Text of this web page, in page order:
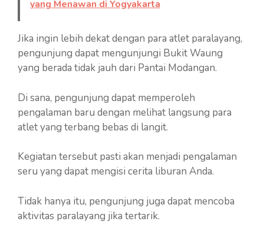
yang Menawan di Yogyakarta
Jika ingin lebih dekat dengan para atlet paralayang,
pengunjung dapat mengunjungi Bukit Waung
yang berada tidak jauh dari Pantai Modangan.
Di sana, pengunjung dapat memperoleh
pengalaman baru dengan melihat langsung para
atlet yang terbang bebas di langit.
Kegiatan tersebut pasti akan menjadi pengalaman
seru yang dapat mengisi cerita liburan Anda.
Tidak hanya itu, pengunjung juga dapat mencoba
aktivitas paralayang jika tertarik.